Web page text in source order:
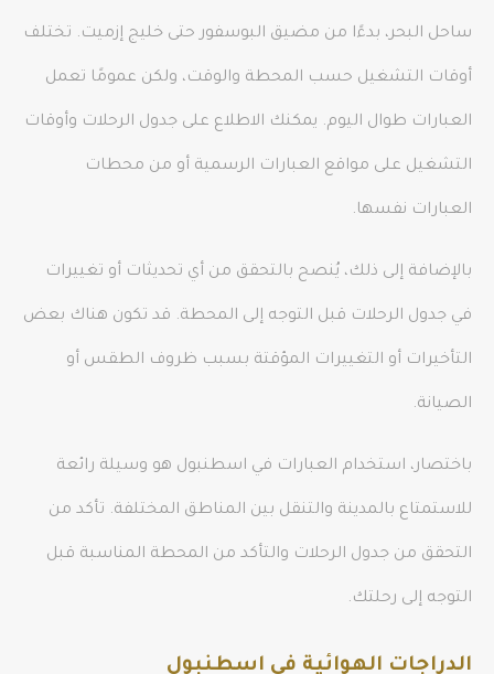
ساحل البحر، بدءًا من مضيق البوسفور حتى خليج إزميت. تختلف
أوقات التشغيل حسب المحطة والوقت، ولكن عمومًا تعمل
العبارات طوال اليوم. يمكنك الاطلاع على جدول الرحلات وأوقات
التشغيل على مواقع العبارات الرسمية أو من محطات
العبارات نفسها.
بالإضافة إلى ذلك، يُنصح بالتحقق من أي تحديثات أو تغييرات
في جدول الرحلات قبل التوجه إلى المحطة. قد تكون هناك بعض
التأخيرات أو التغييرات المؤقتة بسبب ظروف الطقس أو
الصيانة.
باختصار، استخدام العبارات في اسطنبول هو وسيلة رائعة
للاستمتاع بالمدينة والتنقل بين المناطق المختلفة. تأكد من
التحقق من جدول الرحلات والتأكد من المحطة المناسبة قبل
التوجه إلى رحلتك.
الدراجات الهوائية في اسطنبول